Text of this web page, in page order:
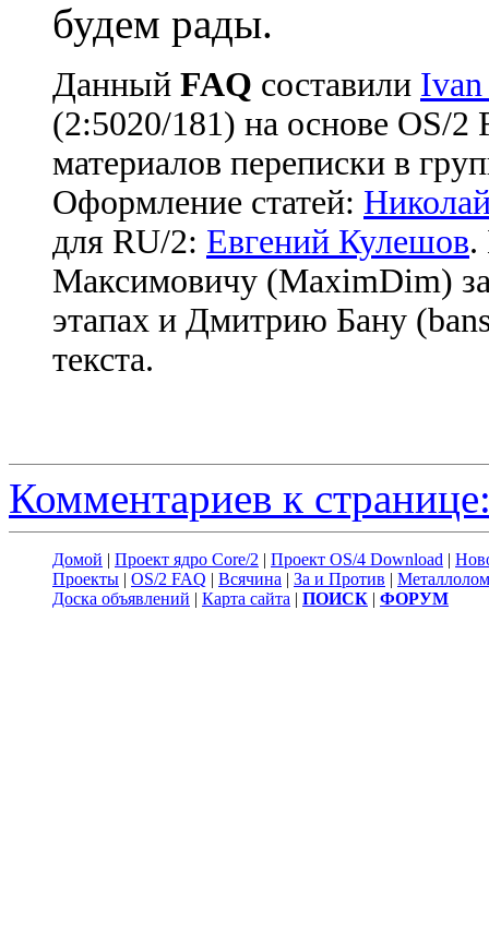
будем рады.
Данный FAQ cоставили
(2:5020/181) на основе OS/
материалов переписки в
Оформление статей:
для RU/2: Евгений Кулешов.
Максимовичу (MaximDim)
этапах и Дмитрию Бану
текста.
Комментариев к
Домой | Проект ядро Core/2 | Проект OS/4 Download |
Проекты | OS/2 FAQ | Всячина | За и Против | Металлолом
Доска объявлений | Карта сайта | ПОИСК | ФОРУМ